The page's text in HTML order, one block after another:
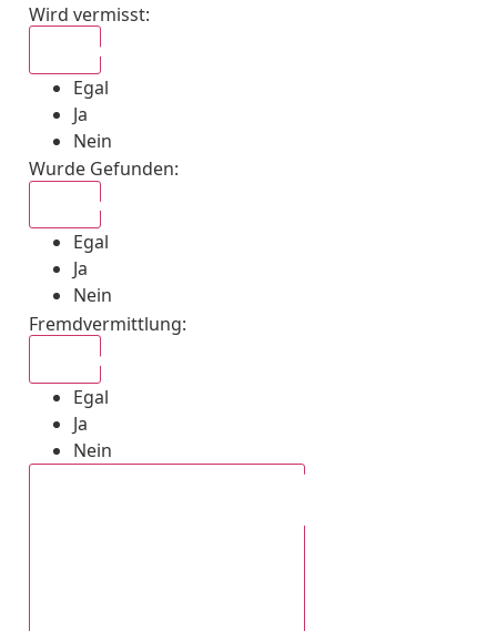
Wird vermisst:
Egal
Ja
Nein
Wurde Gefunden:
Egal
Ja
Nein
Fremdvermittlung:
Egal
Ja
Nein